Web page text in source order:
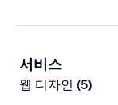
서비스
웹 디자인 (5)